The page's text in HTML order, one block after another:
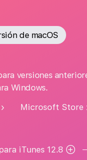
de macOS
versiones
Windows.
Microsoft Store
iTunes 12.8